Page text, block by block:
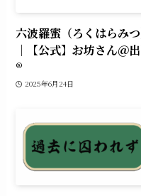
六波羅蜜（ろくはらみつ
｜【公式】お坊さん＠
®︎
2025年6月24日